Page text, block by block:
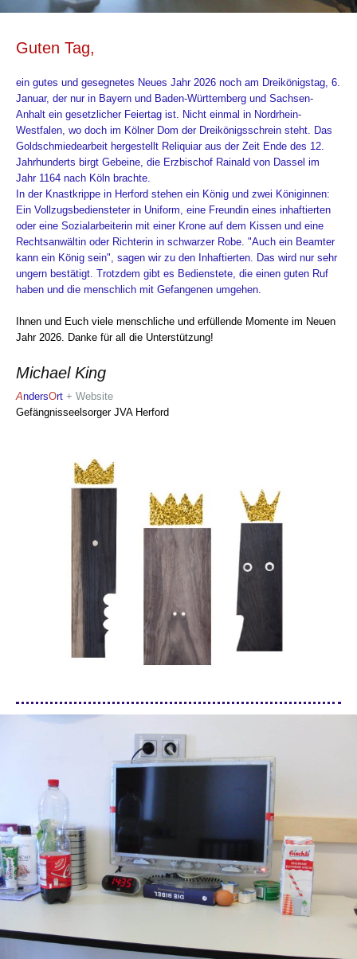
Guten Tag,
ein gutes und gesegnetes Neues Jahr 2026 noch am Dreikönigstag, 6.
Januar, der nur in Bayern und Baden-Württemberg und Sachsen-
Anhalt ein gesetzlicher Feiertag ist. Nicht einmal in Nordrhein-
Westfalen, wo doch im Kölner Dom der Dreikönigsschrein steht. Das
Goldschmiedearbeit hergestellt Reliquiar aus der Zeit Ende des 12.
Jahrhunderts birgt Gebeine, die Erzbischof Rainald von Dassel im
Jahr 1164 nach Köln brachte.
In der Knastkrippe in Herford stehen ein König und zwei Königinnen:
Ein Vollzugsbediensteter in Uniform, eine Freundin eines inhaftierten
oder eine Sozialarbeiterin mit einer Krone auf dem Kissen und eine
Rechtsanwältin oder Richterin in schwarzer Robe. "Auch ein Beamter
kann ein König sein", sagen wir zu den Inhaftierten. Das wird nur sehr
ungern bestätigt. Trotzdem gibt es Bedienstete, die einen guten Ruf
haben und die menschlich mit Gefangenen umgehen.
Ihnen und Euch viele menschliche und erfüllende Momente im Neuen
Jahr 2026. Danke für all die Unterstützung!
Michael King
AndersOrt + Website
Gefängnisseelsorger JVA Herford